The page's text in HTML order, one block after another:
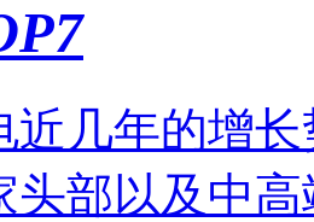
近几年的增
头部以及中